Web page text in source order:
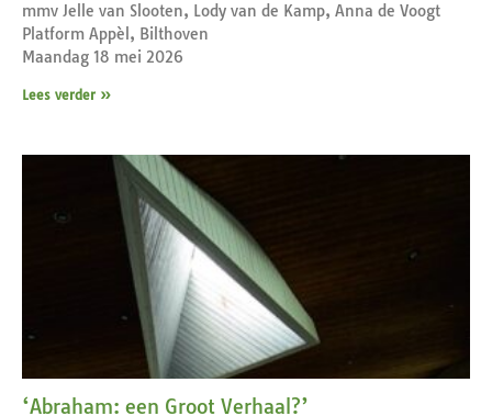
mmv Jelle van Slooten, Lody van de Kamp, Anna de Voogt
Platform Appèl, Bilthoven
Maandag 18 mei 2026
Lees verder »
‘Abraham: een Groot Verhaal?’